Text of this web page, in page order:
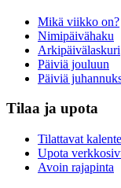
Mikä viikko on?
Nimipäivähaku
Arkipäivälaskuri
Päiviä jouluun
Päiviä
Tilaa ja upota
Tilattavat
Upota
Avoin rajapinta